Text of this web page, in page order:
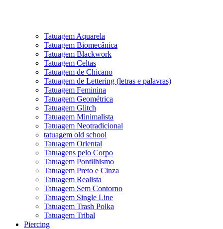
Tatuagem Aquarela
Tatuagem Biomecânica
Tatuagem Blackwork
Tatuagem Celtas
Tatuagem de Chicano
Tatuagem de Lettering (letras e palavras)
Tatuagem Feminina
Tatuagem Geométrica
Tatuagem Glitch
Tatuagem Minimalista
Tatuagem Neotradicional
tatuagem old school
Tatuagem Oriental
Tatuagens pelo Corpo
Tatuagem Pontilhismo
Tatuagem Preto e Cinza
Tatuagem Realista
Tatuagem Sem Contorno
Tatuagem Single Line
Tatuagem Trash Polka
Tatuagem Tribal
Piercing